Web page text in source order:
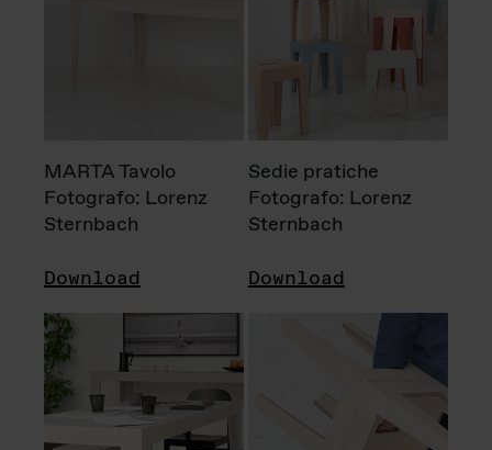
MARTA Tavolo
Fotografo: Lorenz
Sternbach
Download
Sedie pratiche
Fotografo: Lorenz
Sternbach
Download